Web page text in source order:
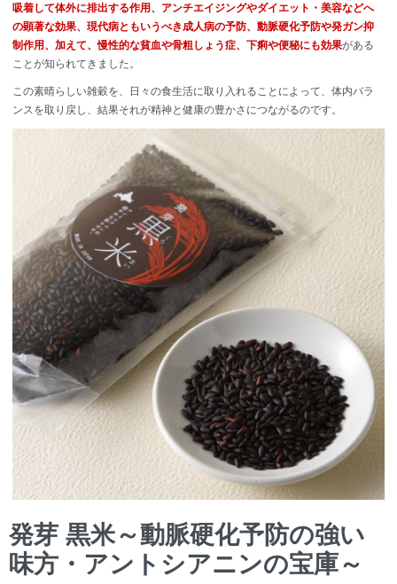
吸着して体外に排出する作用、アンチエイジングやダイエット・美容などへ
の顕著な効果、現代病ともいうべき成人病の予防、動脈硬化予防や発ガン抑
制作用、加えて、慢性的な貧血や骨粗しょう症、下痢や便秘にも効果がある
ことが知られてきました。
この素晴らしい雑穀を、日々の食生活に取り入れることによって、体内バラ
ンスを取り戻し、結果それが精神と健康の豊かさにつながるのです。
発芽 黒米～動脈硬化予防の強い
味方・アントシアニンの宝庫～